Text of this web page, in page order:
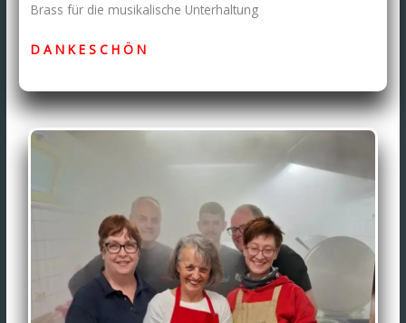
Brass für die musikalische Unterhaltung
D A N K E S C H Ö N